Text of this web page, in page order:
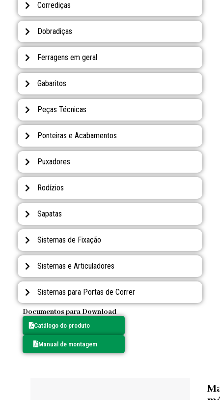
Corrediças
Dobradiças
Ferragens em geral
Gabaritos
Peças Técnicas
Ponteiras e Acabamentos
Puxadores
Rodízios
Sapatas
Sistemas de Fixação
Sistemas e Articuladores
Sistemas para Portas de Correr
Documentos para Download
Catálogo do produto
Manual de montagem